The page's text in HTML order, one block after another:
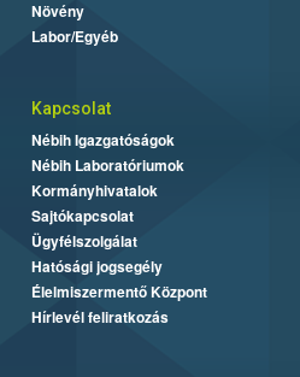
Növény
Labor/Egyéb
Kapcsolat
Nébih Igazgatóságok
Nébih Laboratóriumok
Kormányhivatalok
Sajtókapcsolat
Ügyfélszolgálat
Hatósági jogsegély
Élelmiszermentő Központ
Hírlevél feliratkozás